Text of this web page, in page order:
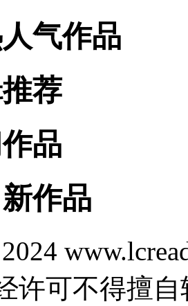
气作品
荐
品
作品
许可不得擅